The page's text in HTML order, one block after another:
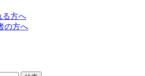
る方へ
の方へ